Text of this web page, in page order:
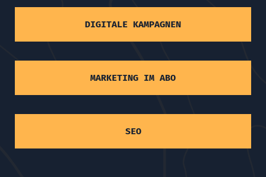
DIGITALE KAMPAGNEN
MARKETING IM ABO
SEO